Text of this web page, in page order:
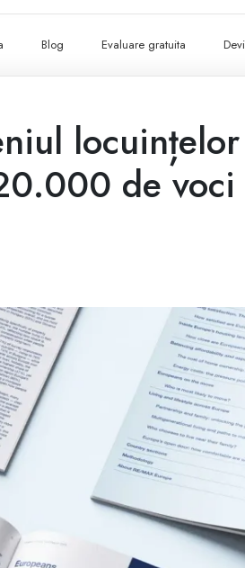
Blog Evaluare gratuita
de